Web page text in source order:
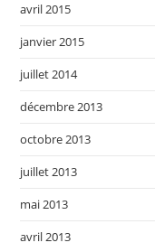
avril 2015
janvier 2015
juillet 2014
décembre 2013
octobre 2013
juillet 2013
mai 2013
avril 2013